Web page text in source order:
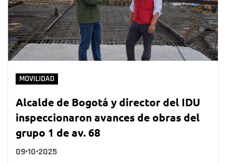
MOVILIDAD
Alcalde de Bogotá y director del IDU
inspeccionaron avances de obras del
grupo 1 de av. 68
09•10•2025